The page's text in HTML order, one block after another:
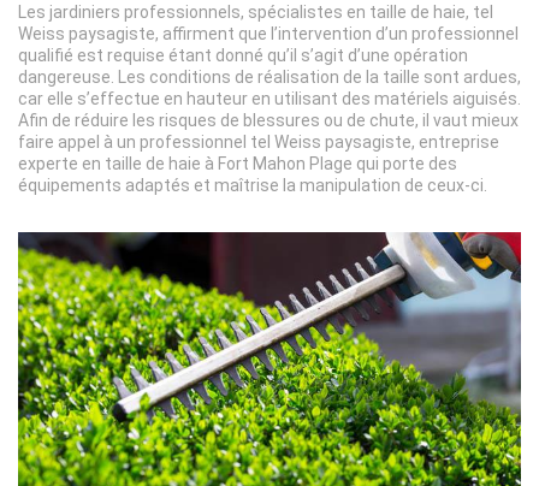
Les jardiniers professionnels, spécialistes en taille de haie, tel
Weiss paysagiste, affirment que l’intervention d’un professionnel
qualifié est requise étant donné qu’il s’agit d’une opération
dangereuse. Les conditions de réalisation de la taille sont ardues,
car elle s’effectue en hauteur en utilisant des matériels aiguisés.
Afin de réduire les risques de blessures ou de chute, il vaut mieux
faire appel à un professionnel tel Weiss paysagiste, entreprise
experte en taille de haie à Fort Mahon Plage qui porte des
équipements adaptés et maîtrise la manipulation de ceux-ci.